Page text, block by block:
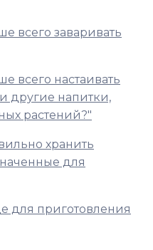
всего заваривать
всего настаивать
другие напитки,
растений?"
хранить
для
для приготовления